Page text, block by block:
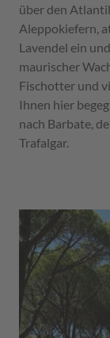
über den
Aleppokiefern,
Lavendel ein
maurischer
Fischotter und
Ihnen hier
nach Barbate,
Trafalgar.